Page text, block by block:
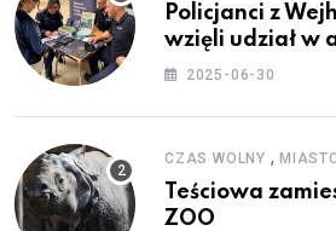
Policjanci z
wzięli udział w
Wakacje”
2025-06-30
CZAS WOLNY ,
Teściowa
ZOO